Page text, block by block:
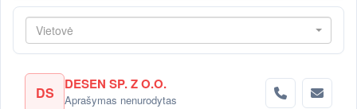
Vietovė
DS DESEN SP. Z O.O.
Aprašymas nenurodytas